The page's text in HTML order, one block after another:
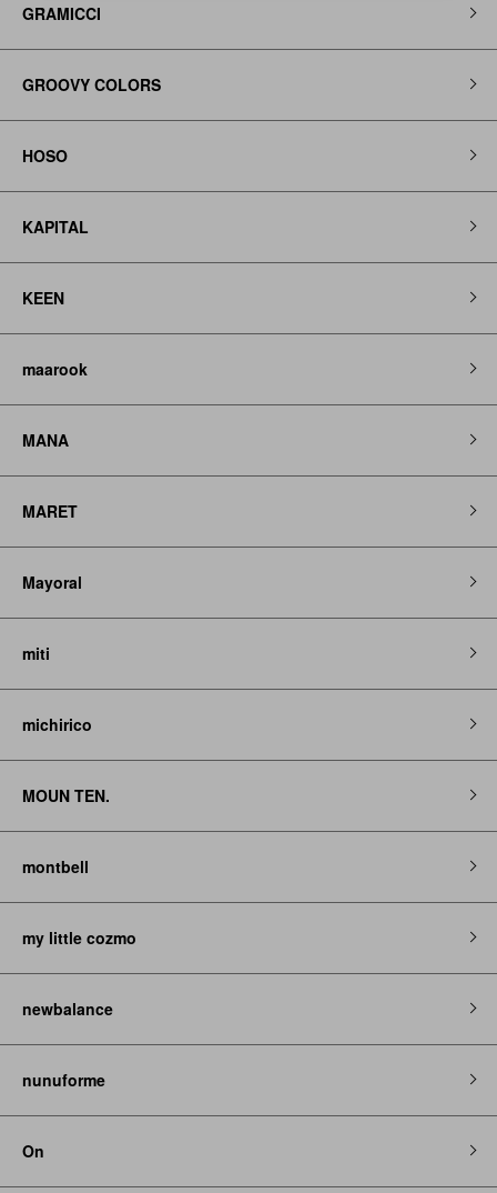
GRAMICCI
GROOVY COLORS
HOSO
KAPITAL
KEEN
maarook
MANA
MARET
Mayoral
miti
michirico
MOUN TEN.
montbell
my little cozmo
newbalance
nunuforme
On